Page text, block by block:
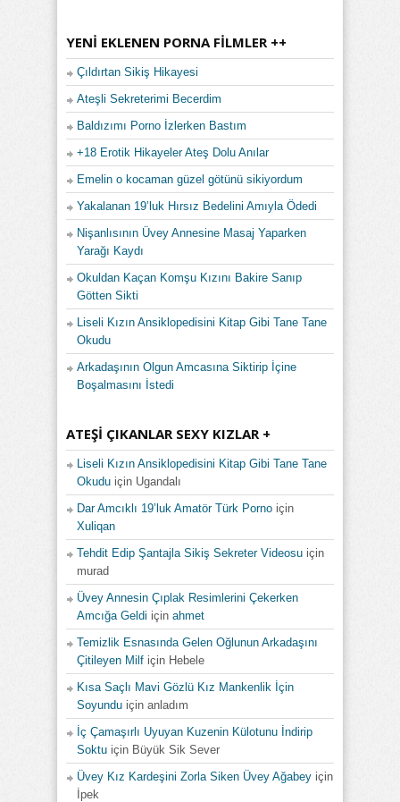
YENI EKLENEN PORNA FILMLER ++
Çıldırtan Sikiş Hikayesi
Ateşli Sekreterimi Becerdim
Baldızımı Porno İzlerken Bastım
+18 Erotik Hikayeler Ateş Dolu Anılar
Emelin o kocaman güzel götünü sikiyordum
Yakalanan 19’luk Hırsız Bedelini Amıyla Ödedi
Nişanlısının Üvey Annesine Masaj Yaparken
Yarağı Kaydı
Okuldan Kaçan Komşu Kızını Bakire Sanıp
Götten Sikti
Liseli Kızın Ansiklopedisini Kitap Gibi Tane Tane
Okudu
Arkadaşının Olgun Amcasına Siktirip İçine
Boşalmasını İstedi
ATEŞI ÇIKANLAR SEXY KIZLAR +
Liseli Kızın Ansiklopedisini Kitap Gibi Tane Tane
Okudu için Ugandalı
Dar Amcıklı 19’luk Amatör Türk Porno için
Xuliqan
Tehdit Edip Şantajla Sikiş Sekreter Videosu için
murad
Üvey Annesin Çıplak Resimlerini Çekerken
Amcığa Geldi için ahmet
Temizlik Esnasında Gelen Oğlunun Arkadaşını
Çitileyen Milf için Hebele
Kısa Saçlı Mavi Gözlü Kız Mankenlik İçin
Soyundu için anladım
İç Çamaşırlı Uyuyan Kuzenin Külotunu İndirip
Soktu için Büyük Sik Sever
Üvey Kız Kardeşini Zorla Siken Üvey Ağabey için
İpek